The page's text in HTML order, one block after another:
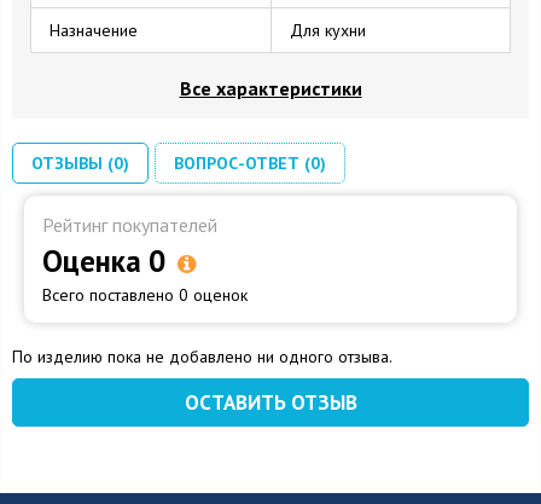
Назначение Для кухни
Все характеристики
ОТЗЫВЫ (0) ВОПРОС-ОТВЕТ (0)
Рейтинг покупателей
Оценка 0
Всего поставлено 0 оценок
По изделию пока не добавлено ни одного отзыва.
ОСТАВИТЬ ОТЗЫВ